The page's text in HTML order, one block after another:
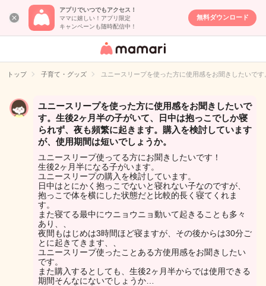
アプリでいつでもアクセス！
ママに嬉しい！アプリ限定
キャンペーンも随時配信中！
無料ダウンロード
女性専用匿名QA
イト
トップ 子育て・グッズ ユニースリープを使った方に使用感をお聞きしたいで
ユニースリープを使った方に使用感をお聞きしたいで
す。生後2ヶ月半の子がいて、日中は抱っこでしか寝
られず、夜も頻繁に起きます。購入を検討しています
が、使用期間は短いでしょうか。
ユニースリープ使ってる方にお聞きしたいです！
生後2ヶ月半になる子がいます。
ユニースリープの購入を検討しています。
日中はとにかく抱っこでないと寝れない子なのですが、
抱っこで体を横にした状態だと比較的長く寝てくれま
す。
また寝てる最中にウニョウニョ動いて起きることも多々
あり、、
夜間もはじめは3時間ほど寝ますが、その後からは30分ご
とに起きてきます、、
ユニースリープ使ったことある方使用感をお聞きしたい
です。
また購入するとしても、生後2ヶ月半からでは使用できる
期間そんなにないでしょうか…